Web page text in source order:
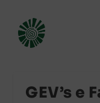
GEV’s e